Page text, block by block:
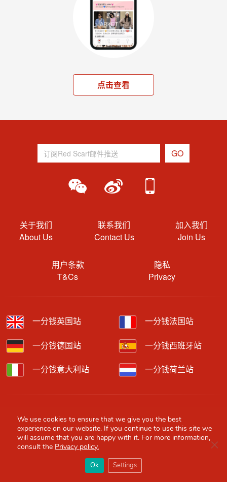
你必备的英国指南
点击查看
关于我们
About Us
联系我们
Contact Us
加入我们
Join Us
用户条款
T&Cs
隐私
Privacy
一分钱英国站 一分钱法国站
一分钱德国站 一分钱西班牙站
一分钱意大利站 一分钱荷兰站
We feature affiliate links in our contents which means we may get
paid commissions through purchases made through our links to
retailer sites.
Content is provided by users, brands or merchants. Some
information may have been generated by AI and is provided for
guidance only. Accuracy and availability may change without prior
We use cookies to ensure that we give you the best
experience on our website. If you continue to use this site we
will assume that you are happy with it. For more information,
consult the Privacy policy.
Ok Settings